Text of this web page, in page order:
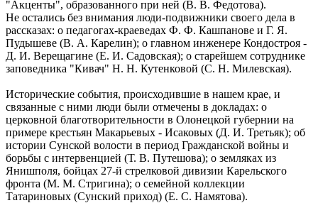
"Акценты", образованного при ней (В. В. Федотова).
Не остались без внимания люди-подвижники своего дела в
рассказах: о педагогах-краеведах Ф. Ф. Кашпанове и Г. Я.
Пудышеве (В. А. Карелин); о главном инженере Кондостроя -
Д. И. Верещагине (Е. И. Садовская); о старейшем сотруднике
заповедника "Кивач" Н. Н. Кутенковой (С. Н. Милевская).
Исторические события, происходившие в нашем крае, и
связанные с ними люди были отмечены в докладах: о
церковной благотворительности в Олонецкой губернии на
примере крестьян Макарьевых - Исаковых (Д. И. Третьяк); об
истории Сунской волости в период Гражданской войны и
борьбы с интервенцией (Т. В. Путешова); о земляках из
Янишполя, бойцах 27-й стрелковой дивизии Карельского
фронта (М. М. Стригина); о семейной коллекции
Татариновых (Сунский приход) (Е. С. Намятова).